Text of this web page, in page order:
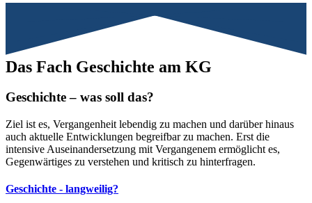
Das Fach Geschichte am KG
Geschichte – was soll das?
Ziel ist es, Vergangenheit lebendig zu machen und darüber hinaus
auch aktuelle Entwicklungen begreifbar zu machen. Erst die
intensive Auseinandersetzung mit Vergangenem ermöglicht es,
Gegenwärtiges zu verstehen und kritisch zu hinterfragen.
Geschichte - langweilig?